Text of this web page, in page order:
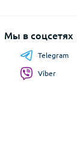
Мы в соцсетях
Telegram
Viber